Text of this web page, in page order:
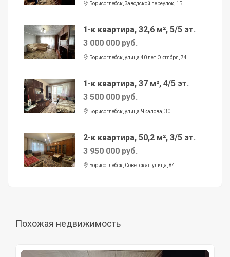
Борисоглебск, Заводской переулок, 1Б
1-к квартира, 32,6 м², 5/5 эт.
3 000 000 руб.
Борисоглебск, улица 40 лет Октября, 74
1-к квартира, 37 м², 4/5 эт.
3 500 000 руб.
Борисоглебск, улица Чкалова, 30
2-к квартира, 50,2 м², 3/5 эт.
3 950 000 руб.
Борисоглебск, Советская улица, 84
Похожая недвижимость